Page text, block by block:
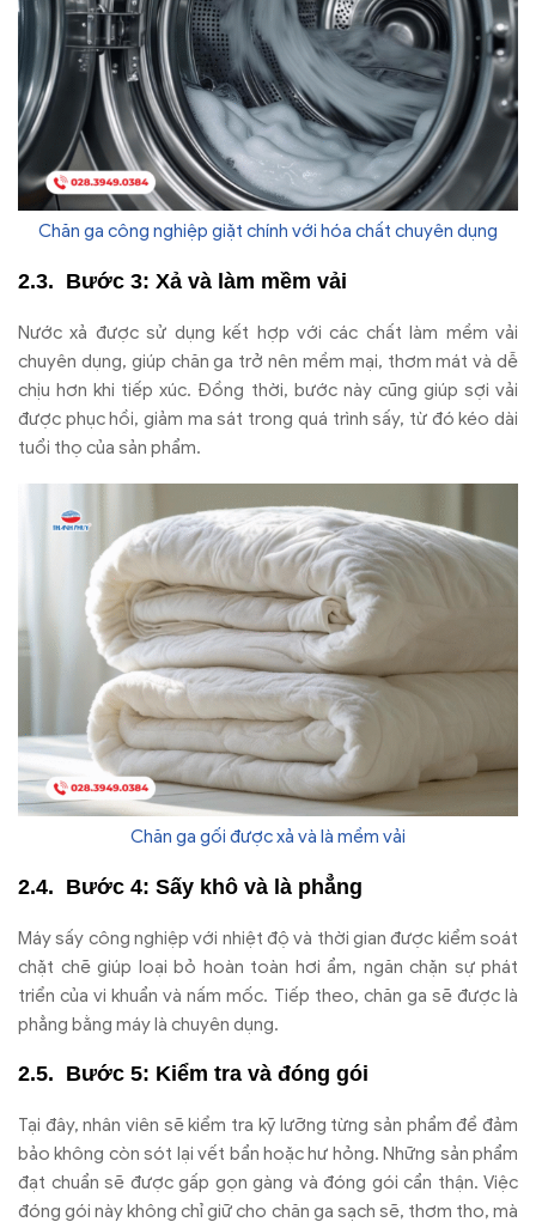
Chăn ga công nghiệp giặt chính với hóa chất chuyên dụng
Bước 3: Xả và làm mềm vải
Nước xả được sử dụng kết hợp với các chất làm mềm vải
chuyên dụng, giúp chăn ga trở nên mềm mại, thơm mát và dễ
chịu hơn khi tiếp xúc. Đồng thời, bước này cũng giúp sợi vải
được phục hồi, giảm ma sát trong quá trình sấy, từ đó kéo dài
tuổi thọ của sản phẩm.
Chăn ga gối được xả và là mềm vải
Bước 4: Sấy khô và là phẳng
Máy sấy công nghiệp với nhiệtđộ và thời gianđược kiểm soát
chặt chẽ giúp loại bỏ hoàn toàn hơi ẩm, ngăn chặn sự phát
triển của vi khuẩn và nấm mốc. Tiếp theo, chăn ga sẽ được là
phẳng bằng máy là chuyên dụng.
Bước 5: Kiểm tra và đóng gói
Tại đây, nhân viên sẽ kiểm tra kỹ lưỡng từng sản phẩmđểđảm
bảo không còn sót lại vết bẩn hoặc hư hỏng. Những sản phẩm
đạt chuẩn sẽ được gấp gọn gàng và đóng gói cẩn thận. Việc
đóng gói này không chỉ giữ cho chăn ga sạch sẽ, thơm tho, mà